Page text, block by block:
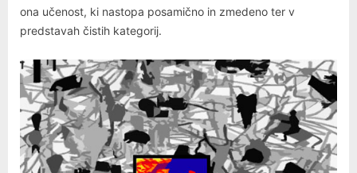
ona učenost, ki nastopa posamično in zmedeno ter v
predstavah čistih kategorij.